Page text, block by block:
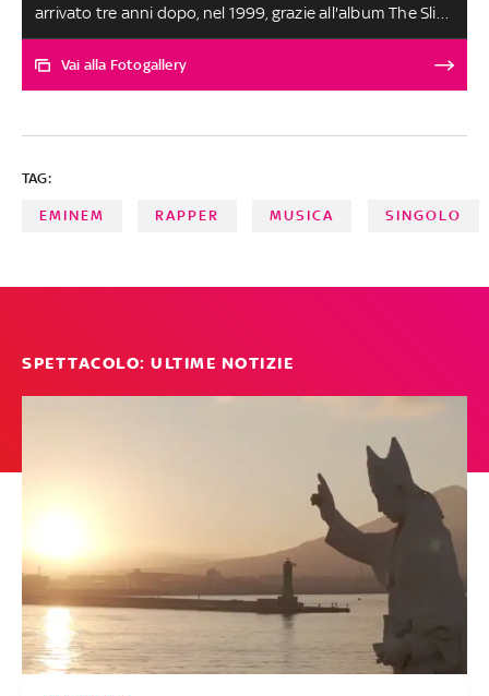
arrivato tre anni dopo, nel 1999, grazie all'album The Slim
Shady LP. Non ha più i capelli platinati e non si fa più
chiamare Slim Shady, nome del suo alter ego 'cattivello',
1972 - continua a dominare la scena rap statunitense e a
irriverente. Scoperto da Dr. Dre, suo pigmalione e amico,
Vai alla Fotogallery
TAG:
EMINEM RAPPER MUSICA SINGOLO
SPETTACOLO: ULTIME NOTIZIE